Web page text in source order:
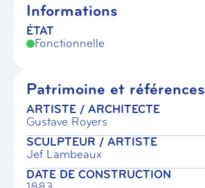
Informations
ÉTAT
Fonctionnelle
Patrimoine et références
ARTISTE / ARCHITECTE
Gustave Royers
SCULPTEUR / ARTISTE
Jef Lambeaux
DATE DE CONSTRUCTION